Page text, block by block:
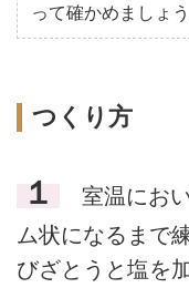
って確かめましょう
つくり方
１
室温にお
ム状になるまで
びざとうと塩を